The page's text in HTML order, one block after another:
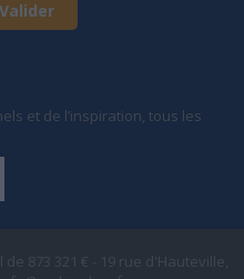
et de l’inspiration, tous les
873 321 € - 19 rue d'Hauteville,